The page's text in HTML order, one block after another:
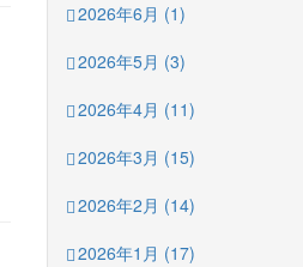
2026年6月 (1)
2026年5月 (3)
2026年4月 (11)
2026年3月 (15)
2026年2月 (14)
2026年1月 (17)